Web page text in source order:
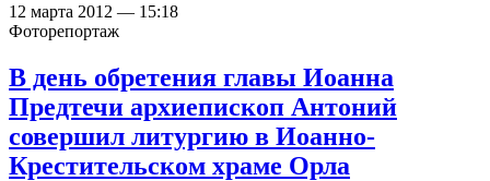
12 марта 2012 — 15:18
Фоторепортаж
В день обретения главы Иоанна
Предтечи архиепископ Антоний
совершил литургию в Иоанно-
Крестительском храме Орла